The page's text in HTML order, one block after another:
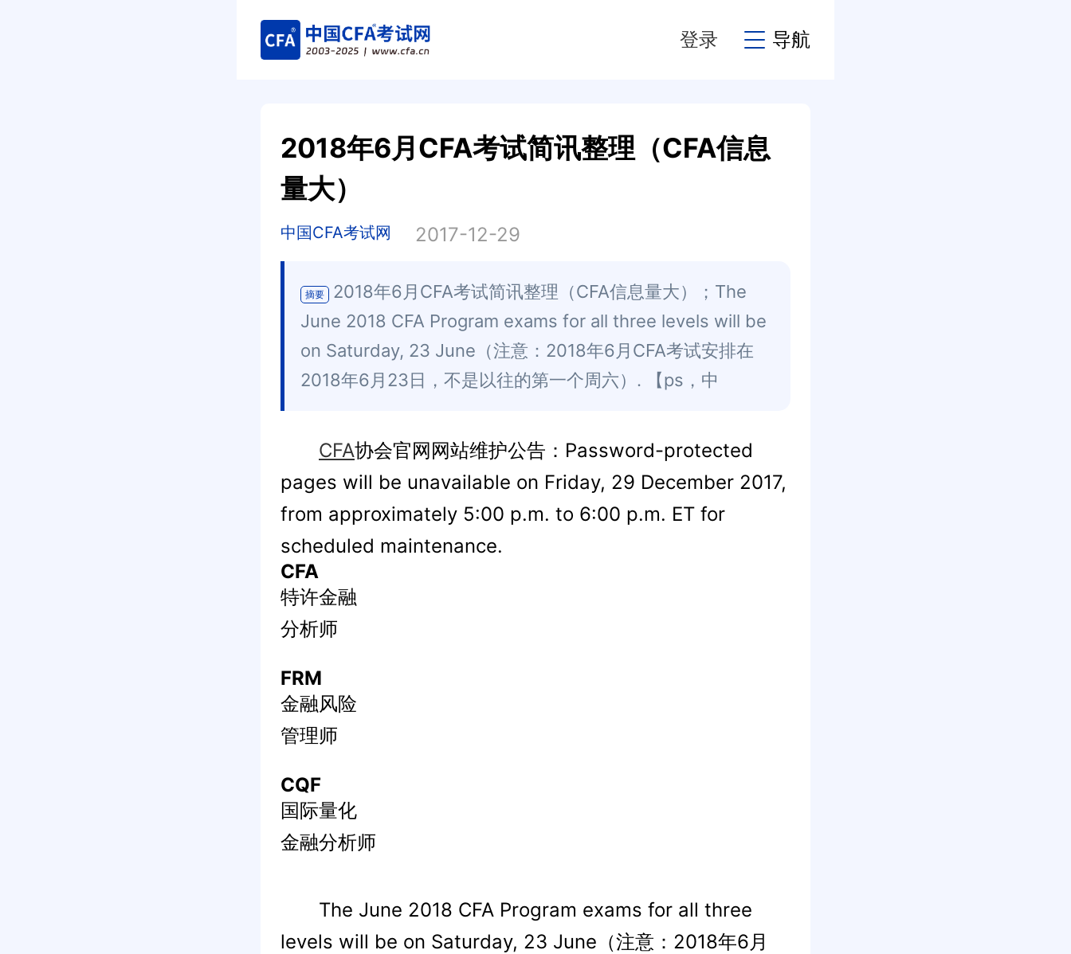
登录 导航
2018年6月CFA考试简讯整理（CFA信息
量大）
中国CFA考试网 2017-12-29
摘要
2018年6月CFA考试简讯整理（CFA信息量大）；The
June 2018 CFA Program exams for all three levels will be
on Saturday, 23 June（注意：2018年6月CFA考试安排在
2018年6月23日，不是以往的第一个周六）. 【ps，中
CFA协会官网网站维护公告：Password-protected
pages will be unavailable on Friday, 29 December 2017,
from approximately 5:00 p.m. to 6:00 p.m. ET for
scheduled maintenance.
CFA
特许金融
分析师
FRM
金融风险
管理师
CQF
国际量化
金融分析师
The June 2018 CFA Program exams for all three
levels will be on Saturday, 23 June（注意：2018年6月